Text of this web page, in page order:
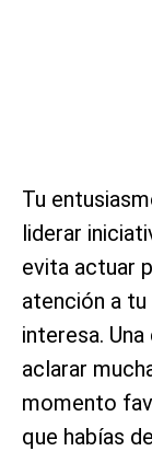
Tu
liderar
evita actuar
atención a
interesa.
aclarar
momento
que habías